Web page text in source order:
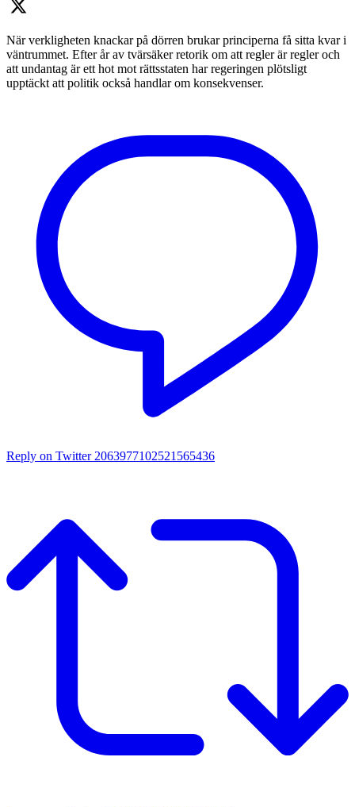
När verkligheten knackar på dörren brukar principerna få sitta kvar i
väntrummet. Efter år av tvärsäker retorik om att regler är regler och
att undantag är ett hot mot rättsstaten har regeringen plötsligt
upptäckt att politik också handlar om konsekvenser.
Reply on Twitter 2063977102521565436